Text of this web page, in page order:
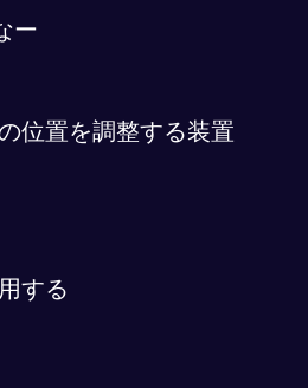
ー
位置を調整する装置
する